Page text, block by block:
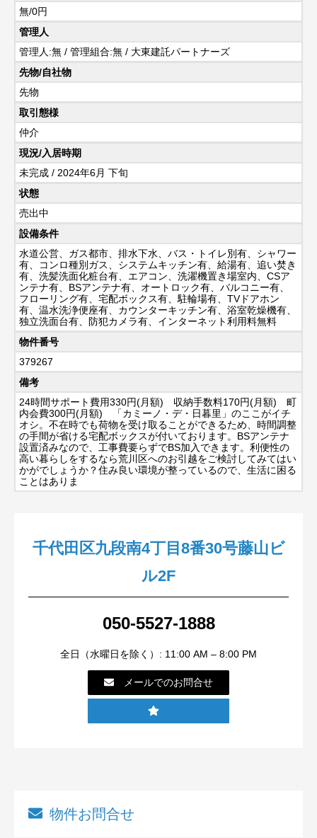
無/0円
管理人
管理人:無 / 管理組合:無 / 大東建託パートナーズ
先物/自社物
先物
取引態様
仲介
現況/入居時期
未完成 / 2024年6月 下旬
状態
売出中
設備条件
水道公営、ガス都市、排水下水、バス・トイレ別有、シャワー
有、コンロ種別ガス、システムキッチン有、給湯有、追い焚き
有、洗髪洗面化粧台有、エアコン、洗濯機置き場室内、CSア
ンテナ有、BSアンテナ有、オートロック有、バルコニー有、
フローリング有、宅配ボックス有、駐輪場有、TVドアホン
有、温水洗浄便座有、カウンターキッチン有、浴室乾燥機有、
独立洗面台有、防犯カメラ有、インターネット利用料無料
物件番号
379267
備考
24時間サポート費用330円(月額) 収納手数料170円(月額) 町
内会費300円(月額) 「カミーノ・デ・日暮里」のここがイチ
オシ。不在時でも荷物を受け取ることができるため、時間調整
の手間が省ける宅配ボックスが付いております。BSアンテナ
設置済みなので、工事費要らずでBS加入できます。利便性の
高い暮らしをするなら荒川区へのお引越をご検討してみてはい
かがでしょうか？住み良い環境が整っているので、生活に困る
ことはありま
千代田区九段南4丁目8番30号藤山ビ
ル2F
050-5527-1888
全日（水曜日を除く）: 11:00 AM – 8:00 PM
メールでのお問合せ
物件お問合せ